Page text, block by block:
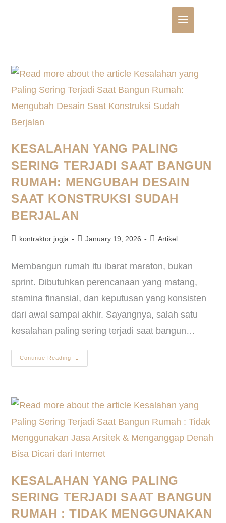
KESALAHAN YANG PALING
SERING TERJADI SAAT BANGUN
RUMAH: MENGUBAH DESAIN
SAAT KONSTRUKSI SUDAH
BERJALAN
kontraktor jogja January 19, 2026 Artikel
Membangun rumah itu ibarat maraton, bukan
sprint. Dibutuhkan perencanaan yang matang,
stamina finansial, dan keputusan yang konsisten
dari awal sampai akhir. Sayangnya, salah satu
kesalahan paling sering terjadi saat bangun…
Continue Reading
KESALAHAN YANG PALING
SERING TERJADI SAAT BANGUN
RUMAH : TIDAK MENGGUNAKAN